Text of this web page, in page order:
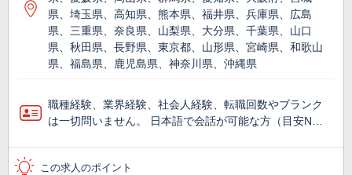
県、埼玉県、高知県、熊本県、福井県、兵庫県、広島
県、三重県、奈良県、山梨県、大分県、千葉県、山口
県、秋田県、長野県、東京都、山形県、宮崎県、和歌山
県、福島県、鹿児島県、神奈川県、沖縄県
職種経験、業界経験、社会人経験、転職回数やブランク
は一切問いません。 日本語で会話が可能な方（目安N…
この求人のポイント